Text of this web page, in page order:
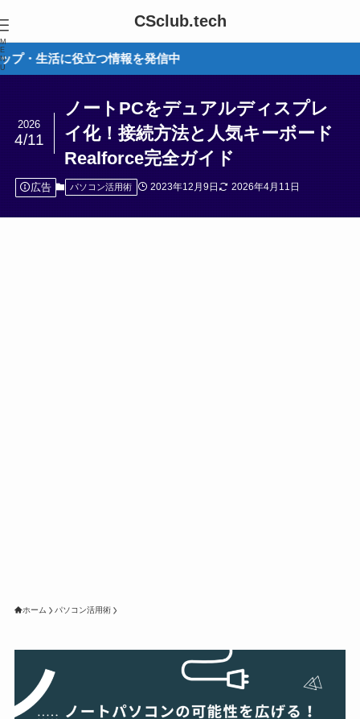
CSclub.tech
M
E
N
U
つ情報を発信中
ノートPCをデュアルディスプレ
イ化！接続方法と人気キーボード
Realforce完全ガイド
2026
4/11
広告 パソコン活用術 2023年12月9日 2026年4月11日
ホーム パソコン活用術